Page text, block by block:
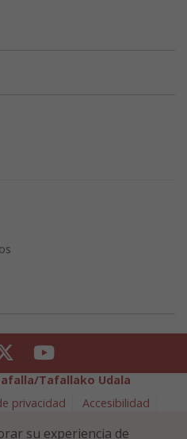
Twitter Youtube
Tafallako Udala
privacidad
Accesibilidad
su experiencia de